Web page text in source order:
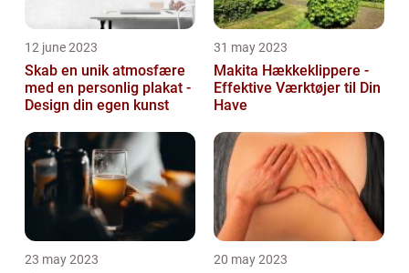
12 june 2023
Skab en unik atmosfære
med en personlig plakat -
Design din egen kunst
31 may 2023
Makita Hækkeklippere -
Effektive Værktøjer til Din
Have
23 may 2023 20 may 2023